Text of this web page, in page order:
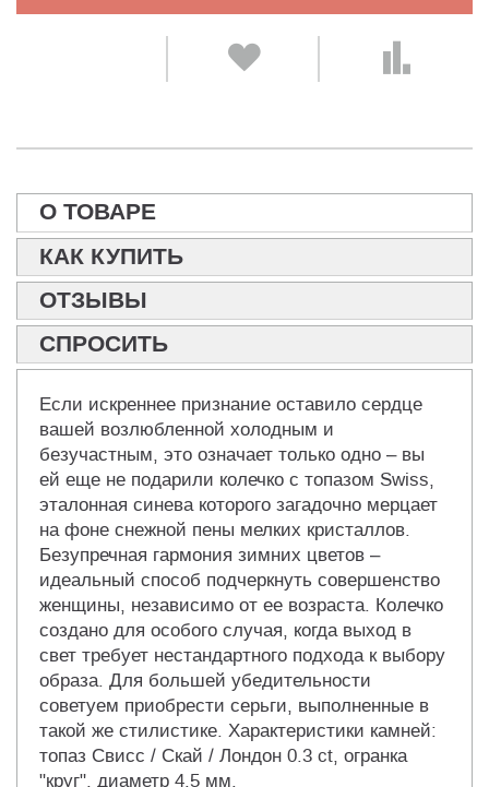
О ТОВАРЕ
КАК КУПИТЬ
ОТЗЫВЫ
СПРОСИТЬ
Если искреннее признание оставило сердце
вашей возлюбленной холодным и
безучастным, это означает только одно – вы
ей еще не подарили колечко с топазом Swiss,
эталонная синева которого загадочно мерцает
на фоне снежной пены мелких кристаллов.
Безупречная гармония зимних цветов –
идеальный способ подчеркнуть совершенство
женщины, независимо от ее возраста. Колечко
создано для особого случая, когда выход в
свет требует нестандартного подхода к выбору
образа. Для большей убедительности
советуем приобрести серьги, выполненные в
такой же стилистике. Характеристики камней:
топаз Свисс / Скай / Лондон 0.3 ct, огранка
"круг", диаметр 4.5 мм.